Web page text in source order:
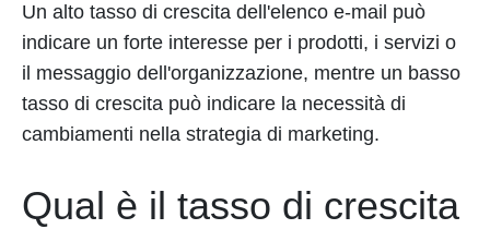
Un alto tasso di crescita dell'elenco e-mail può
indicare un forte interesse per i prodotti, i servizi o
il messaggio dell'organizzazione, mentre un basso
tasso di crescita può indicare la necessità di
cambiamenti nella strategia di marketing.
Qual è il tasso di crescita